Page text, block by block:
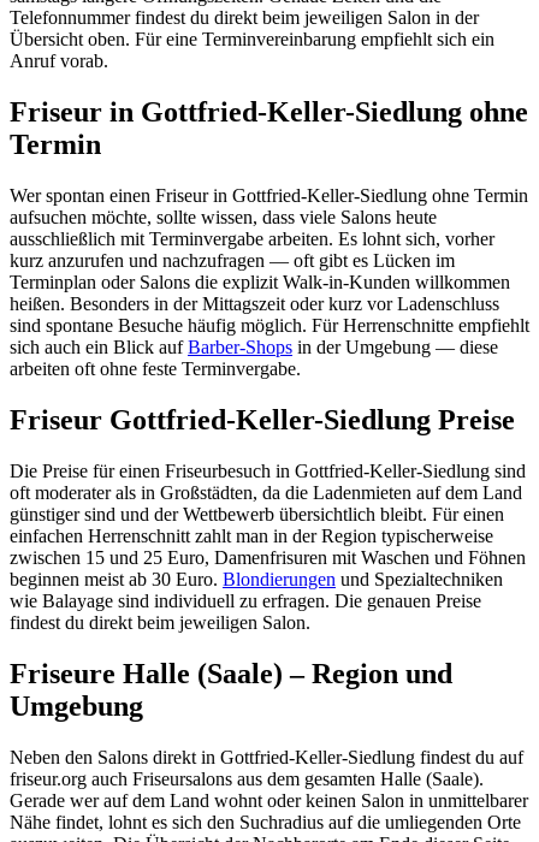
Telefonnummer findest du direkt beim jeweiligen Salon in der
Übersicht oben. Für eine Terminvereinbarung empfiehlt sich ein
Anruf vorab.
Friseur in Gottfried-Keller-Siedlung ohne
Termin
Wer spontan einen Friseur in Gottfried-Keller-Siedlung ohne Termin
aufsuchen möchte, sollte wissen, dass viele Salons heute
ausschließlich mit Terminvergabe arbeiten. Es lohnt sich, vorher
kurz anzurufen und nachzufragen — oft gibt es Lücken im
Terminplan oder Salons die explizit Walk-in-Kunden willkommen
heißen. Besonders in der Mittagszeit oder kurz vor Ladenschluss
sind spontane Besuche häufig möglich. Für Herrenschnitte empfiehlt
sich auch ein Blick aufBarber-Shops in der Umgebung — diese
arbeiten oft ohne feste Terminvergabe.
Friseur Gottfried-Keller-Siedlung Preise
Die Preise für einen Friseurbesuch in Gottfried-Keller-Siedlung sind
oft moderater als in Großstädten, da die Ladenmieten auf dem Land
günstiger sind und der Wettbewerb übersichtlich bleibt. Für einen
einfachen Herrenschnitt zahlt man in der Region typischerweise
zwischen 15 und 25 Euro, Damenfrisuren mit Waschen und Föhnen
beginnen meist ab 30 Euro. Blondierungen und Spezialtechniken
wie Balayage sind individuell zu erfragen. Die genauen Preise
findest du direkt beim jeweiligen Salon.
Friseure Halle (Saale) – Region und
Umgebung
Neben den Salons direkt in Gottfried-Keller-Siedlung findest du auf
friseur.org auch Friseursalons aus dem gesamten Halle (Saale).
Gerade wer auf dem Land wohnt oder keinen Salon in unmittelbarer
Nähe findet, lohnt es sich den Suchradius auf die umliegenden Orte